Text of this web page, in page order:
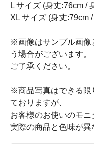
L サイズ (身丈:76cm /
XL サイズ (身丈:79cm
※画像はサンプル画像
う場合がございます。
ご了承ください。
※商品写真はできる限
ておりますが、
お客様のお使いのモ
実際の商品と色味が異